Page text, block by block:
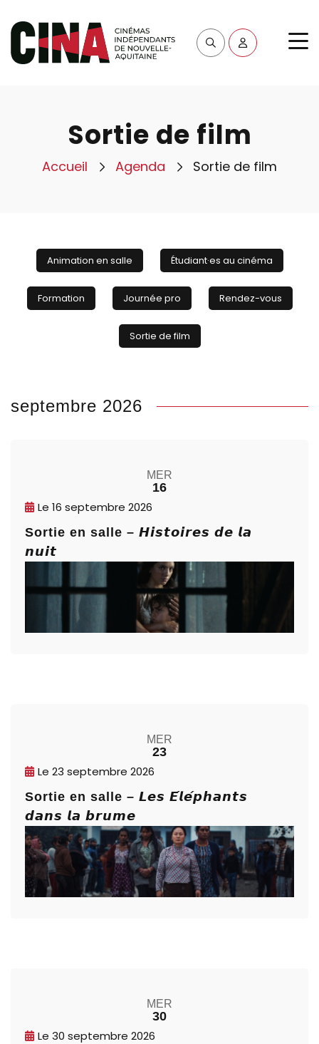
Sortie de film
Accueil Agenda Sortie de film
Animation en salle Étudiant·es au cinéma
Formation Journée pro Rendez-vous
Sortie de film
septembre 2026
MER
16
Sortie en salle – 𝙃𝙞𝙨𝙩𝙤𝙞𝙧𝙚𝙨 𝙙𝙚 𝙡𝙖
𝙣𝙪𝙞𝙩
Le 16 septembre 2026
MER
23
Sortie en salle – 𝙇𝙚𝙨 𝙀́𝙡𝙚́𝙥𝙝𝙖𝙣𝙩𝙨
𝙙𝙖𝙣𝙨 𝙡𝙖 𝙗𝙧𝙪𝙢𝙚
Le 23 septembre 2026
MER
30
Le 30 septembre 2026